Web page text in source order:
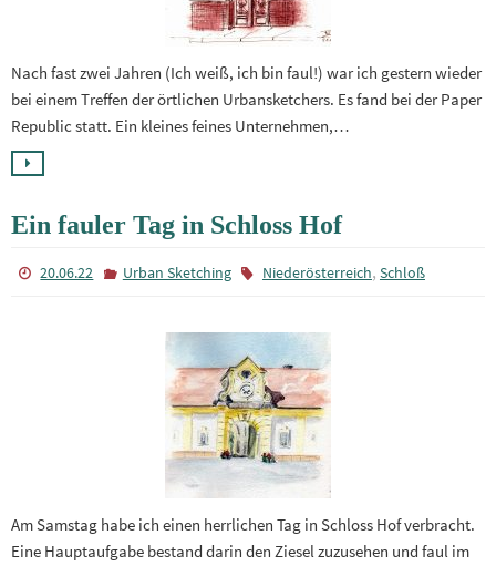
Nach fast zwei Jahren (Ich weiß, ich bin faul!) war ich gestern wieder
bei einem Treffen der örtlichen Urbansketchers. Es fand bei der Paper
Republic statt. Ein kleines feines Unternehmen,…
Ein fauler Tag in Schloss Hof
20.06.22 Urban Sketching Niederösterreich, Schloß
Am Samstag habe ich einen herrlichen Tag in Schloss Hof verbracht.
Eine Hauptaufgabe bestand darin den Ziesel zuzusehen und faul im